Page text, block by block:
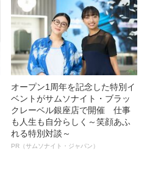
オープン1周年を記念した特別イ
ベントがサムソナイト・ブラッ
クレーベル銀座店で開催 仕事
も人生も自分らしく～笑顔あふ
れる特別対談～
PR（サムソナイト・ジャパン）